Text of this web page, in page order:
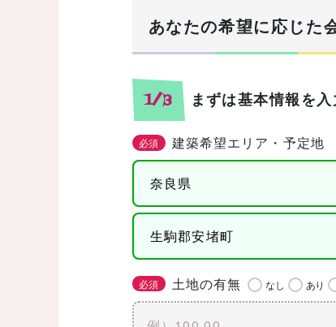
あなたの希望に応じた
1/3 まずは基本情報を入
必須 建築希望エリア・予定地
必須 土地の有無 なし あり